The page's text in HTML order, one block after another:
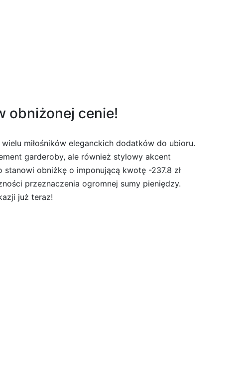
obniżonej cenie!
miłośników eleganckich dodatków do ubioru.
garderoby, ale również stylowy akcent
obniżkę o imponującą kwotę -237.8 zł
przeznaczenia ogromnej sumy pieniędzy.
już teraz!